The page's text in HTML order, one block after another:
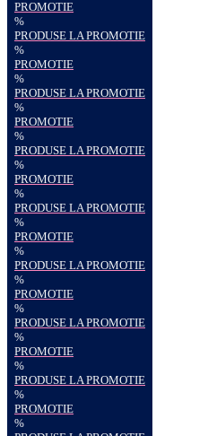
PROMOTIE
%
PRODUSE LA PROMOTIE
%
PROMOTIE
%
PRODUSE LA PROMOTIE
%
PROMOTIE
%
PRODUSE LA PROMOTIE
%
PROMOTIE
%
PRODUSE LA PROMOTIE
%
PROMOTIE
%
PRODUSE LA PROMOTIE
%
PROMOTIE
%
PRODUSE LA PROMOTIE
%
PROMOTIE
%
PRODUSE LA PROMOTIE
%
PROMOTIE
%